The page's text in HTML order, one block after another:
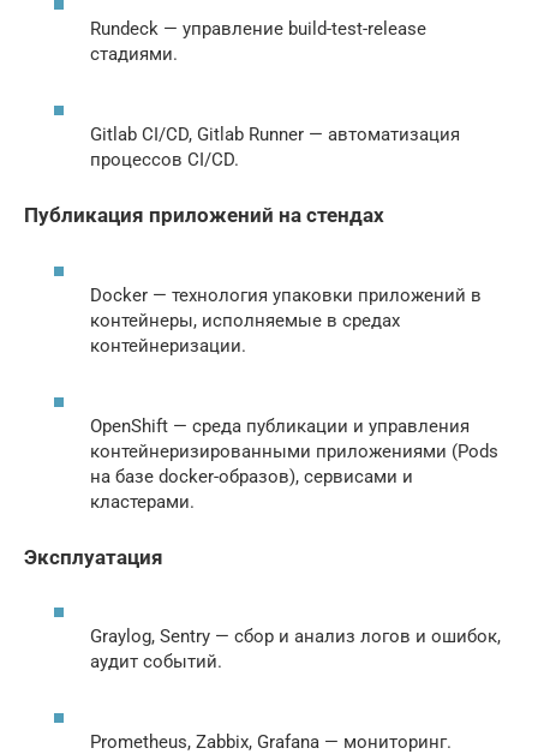
Rundeck — управление build-test-release
стадиями.
Gitlab CI/CD, Gitlab Runner — автоматизация
процессов CI/CD.
Публикация приложений на стендах
Docker — технология упаковки приложений в
контейнеры, исполняемые в средах
контейнеризации.
OpenShift — среда публикации и управления
контейнеризированными приложениями (Pods
на базе docker-образов), сервисами и
кластерами.
Эксплуатация
Graylog, Sentry — сбор и анализ логов и ошибок,
аудит событий.
Prometheus, Zabbix, Grafana — мониторинг.